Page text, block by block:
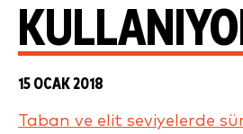
15 OCAK 2018
Taban ve elit seviyelerde